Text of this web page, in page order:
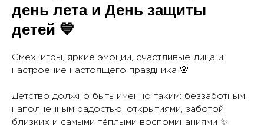
день лета и День защиты
детей 💙
Смех, игры, яркие эмоции, счастливые лица и
настроение настоящего праздника 🌸
Детство должно быть именно таким: беззаботным,
наполненным радостью, открытиями, заботой
близких и самыми тёплыми воспоминаниями ✨